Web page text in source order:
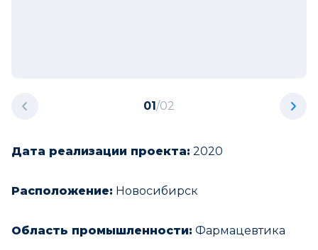
01/02
Дата реализации проекта: 2020
Расположение: Новосибирск
Область промышленности: Фармацевтика